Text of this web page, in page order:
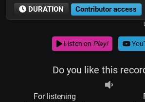
DURATION Contributor access
Listen on Play!
Do you like this
For listening